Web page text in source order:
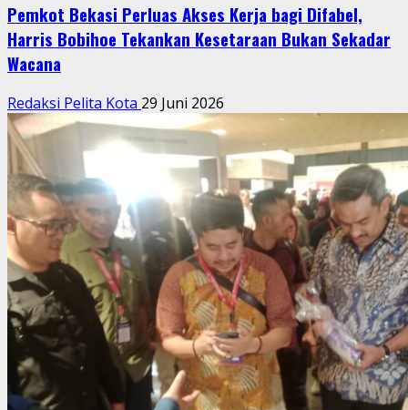
Pemkot Bekasi Perluas Akses Kerja bagi Difabel,
Harris Bobihoe Tekankan Kesetaraan Bukan Sekadar
Wacana
Redaksi Pelita Kota 29 Juni 2026